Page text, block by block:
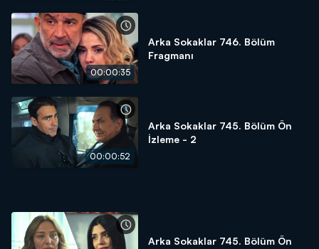
00:00:35
Arka Sokaklar 746. Bölüm
Fragmanı
00:00:52
Arka Sokaklar 745. Bölüm Ön
İzleme - 2
Arka Sokaklar 745. Bölüm Ön